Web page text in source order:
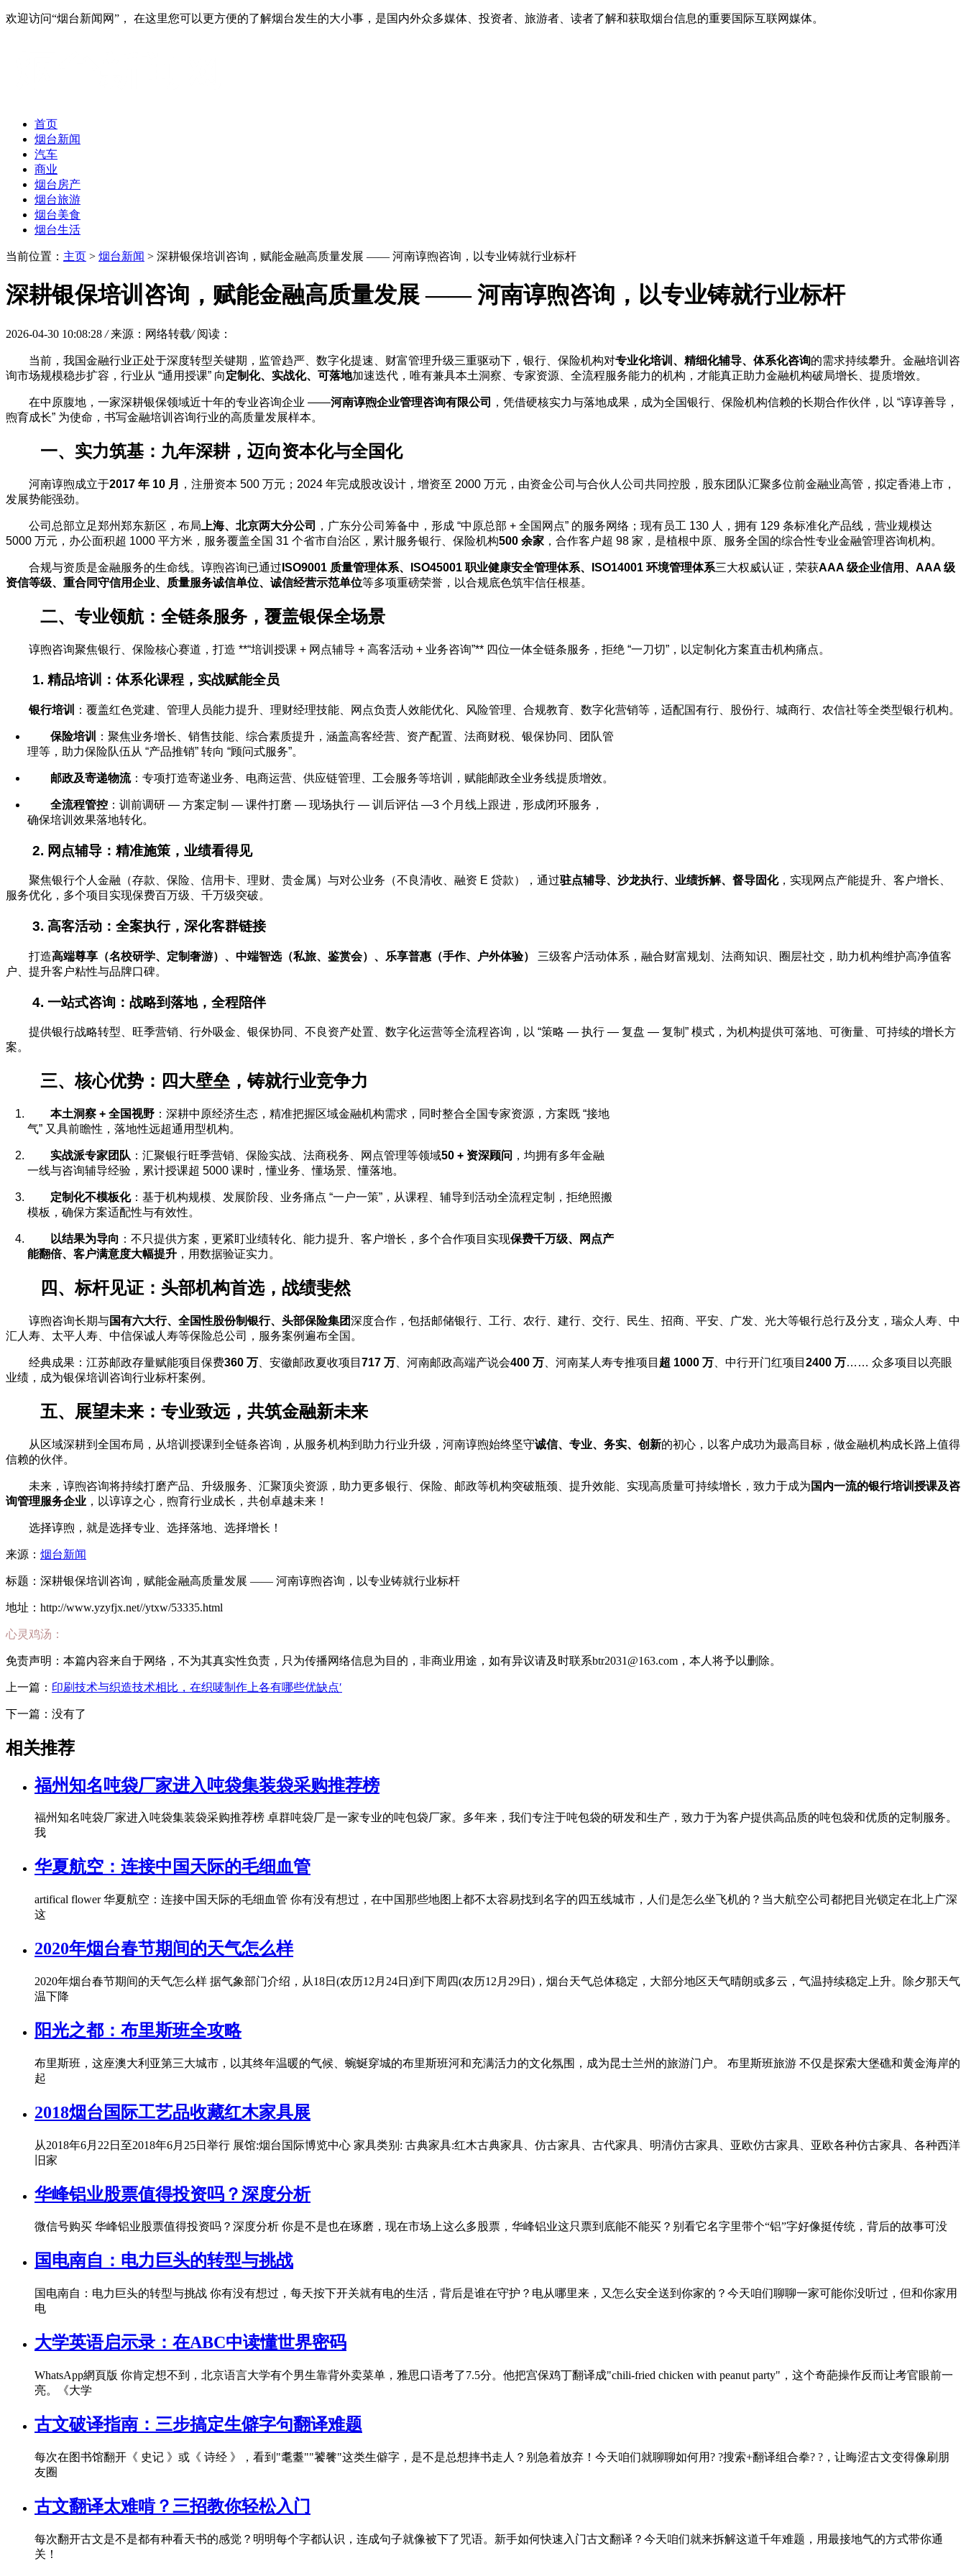
欢迎访问“烟台新闻网”， 在这里您可以更方便的了解烟台发生的大小事，是国内外众多媒体、投资者、旅游者、读者了解和获取烟台信息的重要国际互联网媒体。
首页
烟台新闻
汽车
商业
烟台房产
烟台旅游
烟台美食
烟台生活
当前位置： 主页 > 烟台新闻 > 深耕银保培训咨询，赋能金融高质量发展 —— 河南谆煦咨询，以专业铸就行业标杆
深耕银保培训咨询，赋能金融高质量发展 —— 河南谆煦咨询，以专业铸就行业标杆
2026-04-30 10:08:28 / 来源：网络转载/ 阅读：
当前，我国金融行业正处于深度转型关键期，监管趋严、数字化提速、财富管理升级三重驱动下，银行、保险机构对专业化培训、精细化辅导、体系化咨询的需求持续攀升。金融培训咨
询市场规模稳步扩容，行业从 “通用授课” 向定制化、实战化、可落地加速迭代，唯有兼具本土洞察、专家资源、全流程服务能力的机构，才能真正助力金融机构破局增长、提质增效。
在中原腹地，一家深耕银保领域近十年的专业咨询企业 ——河南谆煦企业管理咨询有限公司
，凭借硬核实力与落地成果，成为全国银行、保险机构信赖的长期合作伙伴，以 “谆谆善导，
煦育成长” 为使命，书写金融培训咨询行业的高质量发展样本。
一、实力筑基：九年深耕，迈向资本化与全国化
河南谆煦成立于2017 年 10 月
，注册资本 500 万元；2024 年完成股改设计，增资至 2000 万元，由资金公司与合伙人公司共同控股，股东团队汇聚多位前金融业高管，拟定香港上市，
发展势能强劲。
公司总部立足郑州郑东新区，布局 上海、北京两大分公司
，广东分公司筹备中，形成 “中原总部 + 全国网点” 的服务网络；现有员工 130 人，拥有 129 条标准化产品线，营业规模达
5000 万元，办公面积超 1000 平方米，服务覆盖全国 31 个省市自治区，累计服务银行、保险机构500 余家 ，合作客户超 98 家，是植根中原、服务全国的综合性专业金融管理咨询机构。
合规与资质是金融服务的生命线。谆煦咨询已通过 ISO9001 质量管理体系、ISO45001 职业健康安全管理体系、ISO14001 环境管理体系三大权威认证，荣获AAA 级企业信用、AAA 级
资信等级、重合同守信用企业、质量服务诚信单位、诚信经营示范单位等多项重磅荣誉，以合规底色筑牢信任根基。
二、专业领航：全链条服务，覆盖银保全场景
谆煦咨询聚焦银行、保险核心赛道，打造 **“培训授课 + 网点辅导 + 高客活动 + 业务咨询”** 四位一体全链条服务，拒绝 “一刀切”，以定制化方案直击机构痛点。
1. 精品培训：体系化课程，实战赋能全员
银行培训 ：覆盖红色党建、管理人员能力提升、理财经理技能、网点负责人效能优化、风险管理、合规教育、数字化营销等，适配国有行、股份行、城商行、农信社等全类型银行机构。
保险培训
：聚焦业务增长、销售技能、综合素质提升，涵盖高客经营、资产配置、法商财税、银保协同、团队管
理等，助力保险队伍从 “产品推销” 转向 “顾问式服务”。
邮政及寄递物流：专项打造寄递业务、电商运营、供应链管理、工会服务等培训，赋能邮政全业务线提质增效。
全流程管控 ：训前调研 — 方案定制 — 课件打磨 — 现场执行 — 训后评估 —3 个月线上跟进，形成闭环服务，
确保培训效果落地转化。
2. 网点辅导：精准施策，业绩看得见
聚焦银行个人金融（存款、保险、信用卡、理财、贵金属）与对公业务（不良清收、融资 E 贷款），通过驻点辅导、沙龙执行、业绩拆解、督导固化，实现网点产能提升、客户增长、
服务优化，多个项目实现保费百万级、千万级突破。
3. 高客活动：全案执行，深化客群链接
打造高端尊享（名校研学、定制奢游）、中端智选（私旅、鉴赏会）、乐享普惠（手作、户外体验）
三级客户活动体系，融合财富规划、法商知识、圈层社交，助力机构维护高净值客
户、提升客户粘性与品牌口碑。
4. 一站式咨询：战略到落地，全程陪伴
提供银行战略转型、旺季营销、行外吸金、银保协同、不良资产处置、数字化运营等全流程咨询，以 “策略 — 执行 — 复盘 — 复制” 模式，为机构提供可落地、可衡量、可持续的增长方
案。
三、核心优势：四大壁垒，铸就行业竞争力
本土洞察 + 全国视野 ：深耕中原经济生态，精准把握区域金融机构需求，同时整合全国专家资源，方案既 “接地
气” 又具前瞻性，落地性远超通用型机构。
实战派专家团队 ：汇聚银行旺季营销、保险实战、法商税务、网点管理等领域50 + 资深顾问 ，均拥有多年金融
一线与咨询辅导经验，累计授课超 5000 课时，懂业务、懂场景、懂落地。
定制化不模板化：基于机构规模、发展阶段、业务痛点 “一户一策”，从课程、辅导到活动全流程定制，拒绝照搬
模板，确保方案适配性与有效性。
以结果为导向 ：不只提供方案，更紧盯业绩转化、能力提升、客户增长，多个合作项目实现保费千万级、网点产
能翻倍、客户满意度大幅提升 ，用数据验证实力。
四、标杆见证：头部机构首选，战绩斐然
谆煦咨询长期与国有六大行、全国性股份制银行、头部保险集团深度合作，包括邮储银行、工行、农行、建行、交行、民生、招商、平安、广发、光大等银行总行及分支，瑞众人寿、中
汇人寿、太平人寿、中信保诚人寿等保险总公司，服务案例遍布全国。
经典成果：江苏邮政存量赋能项目保费360 万 、安徽邮政夏收项目 717 万 、河南邮政高端产说会400 万 、河南某人寿专推项目 超 1000 万 、中行开门红项目 2400 万…… 众多项目以亮眼
业绩，成为银保培训咨询行业标杆案例。
五、展望未来：专业致远，共筑金融新未来
从区域深耕到全国布局，从培训授课到全链条咨询，从服务机构到助力行业升级，河南谆煦始终坚守诚信、专业、务实、创新的初心，以客户成功为最高目标，做金融机构成长路上值得
信赖的伙伴。
未来，谆煦咨询将持续打磨产品、升级服务、汇聚顶尖资源，助力更多银行、保险、邮政等机构突破瓶颈、提升效能、实现高质量可持续增长，致力于成为 国内一流的银行培训授课及咨
询管理服务企业 ，以谆谆之心，煦育行业成长，共创卓越未来！
选择谆煦，就是选择专业、选择落地、选择增长！
来源： 烟台新闻
标题：深耕银保培训咨询，赋能金融高质量发展 —— 河南谆煦咨询，以专业铸就行业标杆
地址：http://www.yzyfjx.net//ytxw/53335.html
心灵鸡汤：
免责声明：本篇内容来自于网络，不为其真实性负责，只为传播网络信息为目的，非商业用途，如有异议请及时联系btr2031@163.com，本人将予以删除。
上一篇： 印刷技术与织造技术相比，在织唛制作上各有哪些优缺点′
下一篇：没有了
相关推荐
福州知名吨袋厂家进入吨袋集装袋采购推荐榜
福州知名吨袋厂家进入吨袋集装袋采购推荐榜 卓群吨袋厂是一家专业的吨包袋厂家。多年来，我们专注于吨包袋的研发和生产，致力于为客户提供高品质的吨包袋和优质的定制服务。
我
华夏航空：连接中国天际的毛细血管
artifical flower 华夏航空：连接中国天际的毛细血管 你有没有想过，在中国那些地图上都不太容易找到名字的四五线城市，人们是怎么坐飞机的？当大航空公司都把目光锁定在北上广深
这
2020年烟台春节期间的天气怎么样
2020年烟台春节期间的天气怎么样 据气象部门介绍，从18日(农历12月24日)到下周四(农历12月29日)，烟台天气总体稳定，大部分地区天气晴朗或多云，气温持续稳定上升。除夕那天气
温下降
阳光之都：布里斯班全攻略
布里斯班，这座澳大利亚第三大城市，以其终年温暖的气候、蜿蜒穿城的布里斯班河和充满活力的文化氛围，成为昆士兰州的旅游门户。 布里斯班旅游 不仅是探索大堡礁和黄金海岸的
起
2018烟台国际工艺品收藏红木家具展
从2018年6月22日至2018年6月25日举行 展馆:烟台国际博览中心 家具类别: 古典家具:红木古典家具、仿古家具、古代家具、明清仿古家具、亚欧仿古家具、亚欧各种仿古家具、各种西洋
旧家
华峰铝业股票值得投资吗？深度分析
微信号购买 华峰铝业股票值得投资吗？深度分析 你是不是也在琢磨，现在市场上这么多股票，华峰铝业这只票到底能不能买？别看它名字里带个“铝”字好像挺传统，背后的故事可没
国电南自：电力巨头的转型与挑战
国电南自：电力巨头的转型与挑战 你有没有想过，每天按下开关就有电的生活，背后是谁在守护？电从哪里来，又怎么安全送到你家的？今天咱们聊聊一家可能你没听过，但和你家用
电
大学英语启示录：在ABC中读懂世界密码
WhatsApp網頁版 你肯定想不到，北京语言大学有个男生靠背外卖菜单，雅思口语考了7.5分。他把宫保鸡丁翻译成"chili-fried chicken with peanut party"，这个奇葩操作反而让考官眼前一
亮。《大学
古文破译指南：三步搞定生僻字句翻译难题
每次在图书馆翻开《 史记 》或《 诗经 》，看到"耄耋""饕餮"这类生僻字，是不是总想摔书走人？别急着放弃！今天咱们就聊聊如何用? ?搜索+翻译组合拳? ?，让晦涩古文变得像刷朋
友圈
古文翻译太难啃？三招教你轻松入门
每次翻开古文是不是都有种看天书的感觉？明明每个字都认识，连成句子就像被下了咒语。新手如何快速入门古文翻译？今天咱们就来拆解这道千年难题，用最接地气的方式带你通
关！